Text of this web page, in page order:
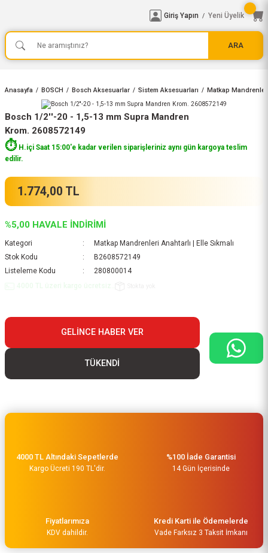
ARA
Giriş Yapın / Yeni Üyelik
Anasayfa BOSCH Bosch Aksesuarlar Sistem Aksesuarları Matkap Mandrenleri
Bosch 1/2''-20 - 1,5-13 mm Supra Mandren
Krom. 2608572149
⏱️H.içi Saat 15:00'e kadar verilen siparişleriniz aynı gün kargoya teslim
edilir.
1.774,00 TL
%5,00 HAVALE İNDİRİMİ
Kategori
Matkap Mandrenleri Anahtarlı | Elle Sıkmalı
Stok Kodu
B2608572149
Listeleme Kodu
280800014
GELINCE HABER VER
TÜKENDİ
4000 TL Altındaki Sepetlerde
Kargo Ücreti 190 TL'dir.
%100 İade Garantisi
14 Gün İçerisinde
Fiyatlarımıza
KDV dahildir.
Kredi Karti ile Ödemelerde
Vade Farksız 3 Taksit İmkanı